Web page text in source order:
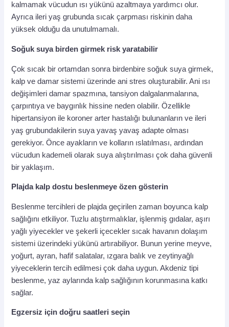
kalmamak vücudun ısı yükünü azaltmaya yardımcı olur.
Ayrıca ileri yaş grubunda sıcak çarpması riskinin daha
yüksek olduğu da unutulmamalı.
Soğuk suya birden girmek risk yaratabilir
Çok sıcak bir ortamdan sonra birdenbire soğuk suya girmek,
kalp ve damar sistemi üzerinde ani stres oluşturabilir. Ani ısı
değişimleri damar spazmına, tansiyon dalgalanmalarına,
çarpıntıya ve baygınlık hissine neden olabilir. Özellikle
hipertansiyon ile koroner arter hastalığı bulunanların ve ileri
yaş grubundakilerin suya yavaş yavaş adapte olması
gerekiyor. Önce ayakların ve kolların ıslatılması, ardından
vücudun kademeli olarak suya alıştırılması çok daha güvenli
bir yaklaşım.
Plajda kalp dostu beslenmeye özen gösterin
Beslenme tercihleri de plajda geçirilen zaman boyunca kalp
sağlığını etkiliyor. Tuzlu atıştırmalıklar, işlenmiş gıdalar, aşırı
yağlı yiyecekler ve şekerli içecekler sıcak havanın dolaşım
sistemi üzerindeki yükünü artırabiliyor. Bunun yerine meyve,
yoğurt, ayran, hafif salatalar, ızgara balık ve zeytinyağlı
yiyeceklerin tercih edilmesi çok daha uygun. Akdeniz tipi
beslenme, yaz aylarında kalp sağlığının korunmasına katkı
sağlar.
Egzersiz için doğru saatleri seçin